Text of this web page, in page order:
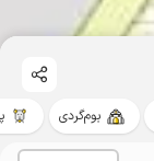
بوم‌گردی